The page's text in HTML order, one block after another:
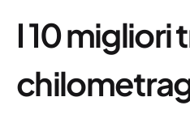
I 10 migliori